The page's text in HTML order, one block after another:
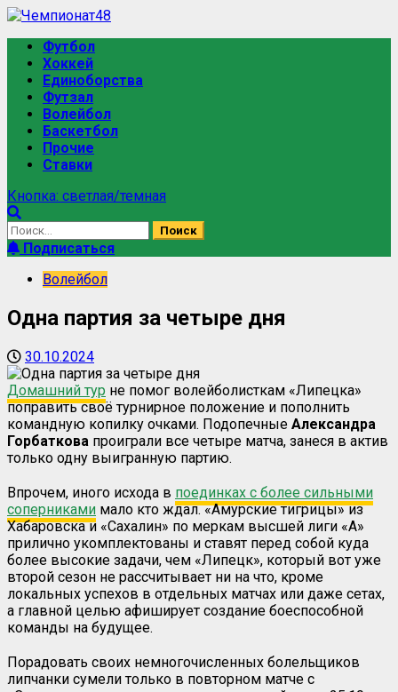
Футбол
Хоккей
Единоборства
Футзал
Волейбол
Баскетбол
Прочие
Ставки
Кнопка: светлая/темная
Подписаться
Волейбол
Одна партия за четыре дня
30.10.2024
Домашний тур не помог волейболисткам «Липецка»
поправить своё турнирное положение и пополнить
командную копилку очками. Подопечные Александра
Горбаткова проиграли все четыре матча, занеся в актив
только одну выигранную партию.
Впрочем, иного исхода в поединках с более сильными
соперниками мало кто ждал. «Амурские тигрицы» из
Хабаровска и «Сахалин» по меркам высшей лиги «А»
прилично укомплектованы и ставят перед собой куда
более высокие задачи, чем «Липецк», который вот уже
второй сезон не рассчитывает ни на что, кроме
локальных успехов в отдельных матчах или даже сетах,
а главной целью афиширует создание боеспособной
команды на будущее.
Порадовать своих немногочисленных болельщиков
липчанки сумели только в повторном матче с